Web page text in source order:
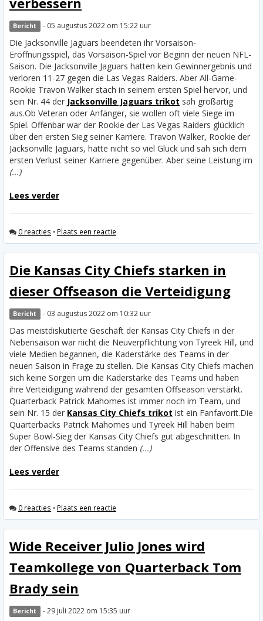
Bericht - 05 augustus 2022 om 15:22 uur
Die Jacksonville Jaguars beendeten ihr Vorsaison-
Eröffnungsspiel, das Vorsaison-Spiel vor Beginn der neuen NFL-
Saison. Die Jacksonville Jaguars hatten kein Gewinnergebnis und
verloren 11-27 gegen die Las Vegas Raiders. Aber All-Game-
Rookie Travon Walker stach in seinem ersten Spiel hervor, und
sein Nr. 44 der Jacksonville Jaguars trikot sah großartig
aus.Ob Veteran oder Anfänger, sie wollen oft viele Siege im
Spiel. Offenbar war der Rookie der Las Vegas Raiders glücklich
über den ersten Sieg seiner Karriere. Travon Walker, Rookie der
Jacksonville Jaguars, hatte nicht so viel Glück und sah sich dem
ersten Verlust seiner Karriere gegenüber. Aber seine Leistung im
(...)
Lees verder
0 reacties • Plaats een reactie
Die Kansas City Chiefs starken in
dieser Offseason die Verteidigung
Bericht - 03 augustus 2022 om 10:32 uur
Das meistdiskutierte Geschäft der Kansas City Chiefs in der
Nebensaison war nicht die Neuverpflichtung von Tyreek Hill, und
viele Medien begannen, die Kaderstärke des Teams in der
neuen Saison in Frage zu stellen. Die Kansas City Chiefs machen
sich keine Sorgen um die Kaderstärke des Teams und haben
ihre Verteidigung während der gesamten Offseason verstärkt.
Quarterback Patrick Mahomes ist immer noch im Team, und
sein Nr. 15 der Kansas City Chiefs trikot ist ein Fanfavorit.Die
Quarterbacks Patrick Mahomes und Tyreek Hill haben beim
Super Bowl-Sieg der Kansas City Chiefs gut abgeschnitten. In
der Offensive des Teams standen (...)
Lees verder
0 reacties • Plaats een reactie
Wide Receiver Julio Jones wird
Teamkollege von Quarterback Tom
Brady sein
Bericht - 29 juli 2022 om 15:35 uur